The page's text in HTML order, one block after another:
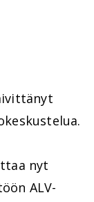
nyt
ALV-